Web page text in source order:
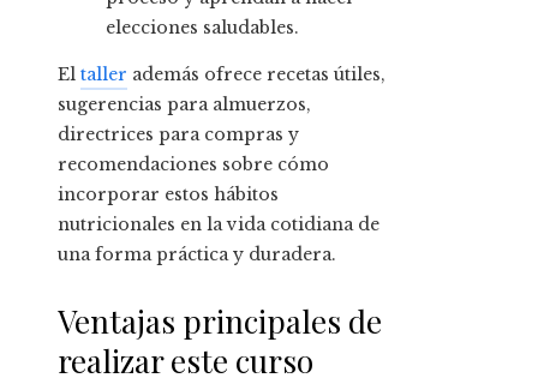
elecciones saludables.
El taller además ofrece recetas útiles,
sugerencias para almuerzos,
directrices para compras y
recomendaciones sobre cómo
incorporar estos hábitos
nutricionales en la vida cotidiana de
una forma práctica y duradera.
Ventajas principales de
realizar este curso